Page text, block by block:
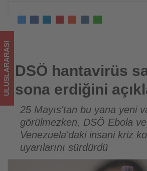
Tourexpi,
sizler
için
turizmde
olup
bitenleri
takip
ediyor!
DSÖ hantavirüs salgınının sona erdiğini açıkladı
ULUSLARARASI DSÖ hantavirüs
sona erdiğini
25 Mayıs'tan bu yana yeni
görülmezken, DSÖ Ebola ve
Venezuela'daki insani kriz
uyarılarını sürdürdü